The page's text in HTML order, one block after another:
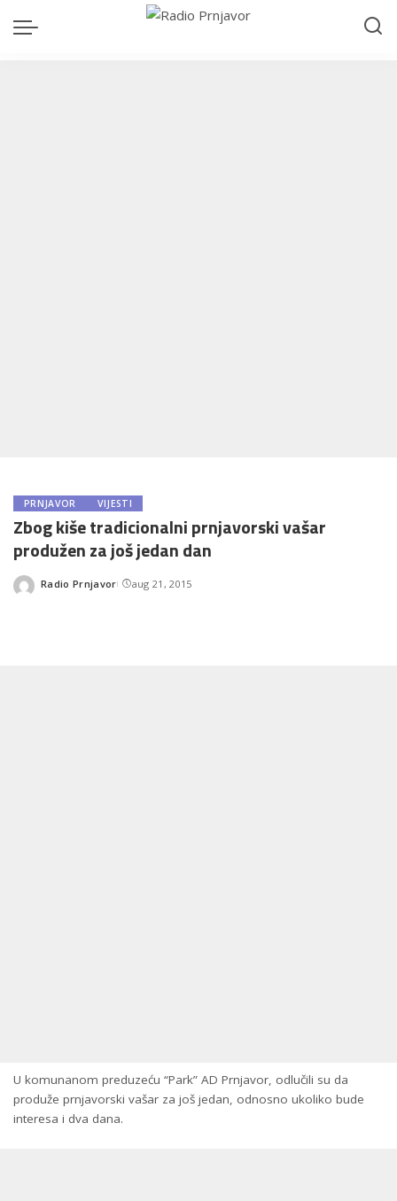
PRNJAVOR VIJESTI
Zbog kiše tradicionalni prnjavorski vašar
produžen za još jedan dan
Posted
Radio Prnjavor aug 21, 2015
U komunanom preduzeću “Park” AD Prnjavor, odlučili su da
produže prnjavorski vašar za još jedan, odnosno ukoliko bude
interesa i dva dana.